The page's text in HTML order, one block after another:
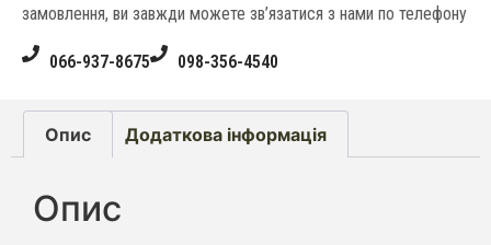
замовлення, ви завжди можете зв’язатися з нами по телефону
066-937-8675 098-356-4540
Опис Додаткова інформація
Опис